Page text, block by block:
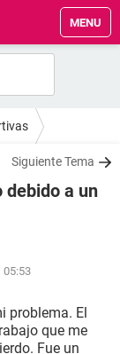
MENU
Siguiente Tema
debido a un
05:53
problema. El
que me
Fue un